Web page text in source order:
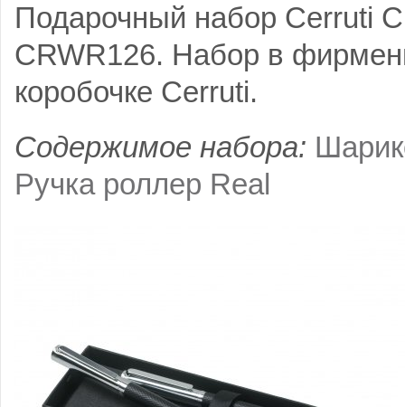
Подарочный набор Cerruti
CRWR126. Набор в
коробочке Cerruti.
Содержимое набора:
Ручка роллер Real